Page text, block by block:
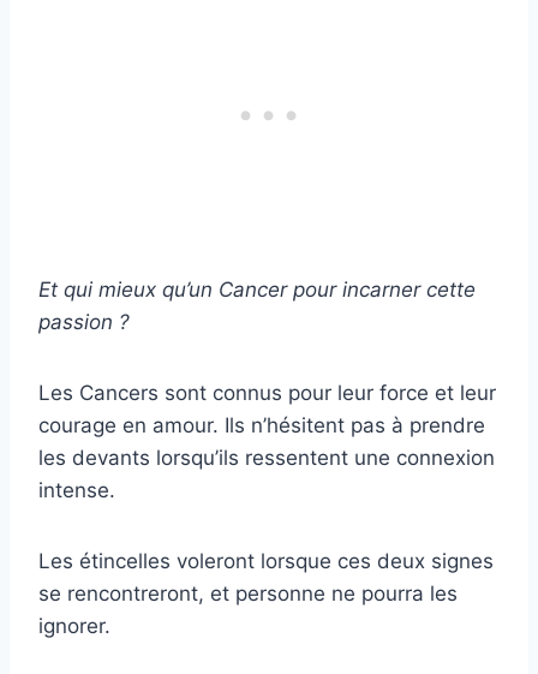
Et qui mieux qu’un Cancer pour incarner cette
passion ?
Les Cancers sont connus pour leur force et leur
courage en amour. Ils n’hésitent pas à prendre
les devants lorsqu’ils ressentent une connexion
intense.
Les étincelles voleront lorsque ces deux signes
se rencontreront, et personne ne pourra les
ignorer.